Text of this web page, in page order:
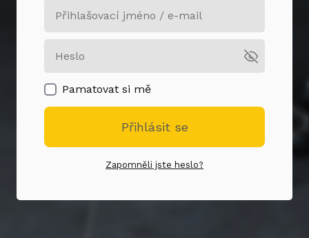
Pamatovat si mě
Přihlásit se
Zapomněli jste heslo?